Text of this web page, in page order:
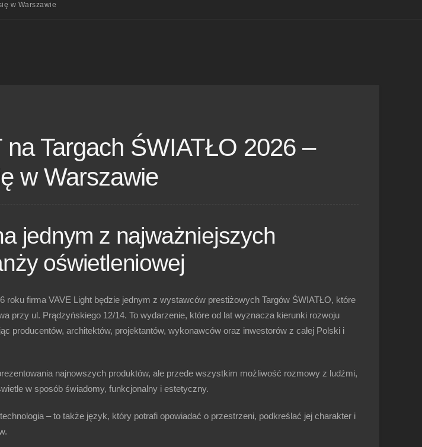
w Warszawie
na Targach ŚWIATŁO 2026 –
w Warszawie
jednym z najważniejszych
oświetleniowej
rokufirma VAVE Lightbędzie jednym z wystawców prestiżowych Targów ŚWIATŁO, które
przy ul. Prądzyńskiego 12/14. To wydarzenie, które od lat wyznacza kierunki rozwoju
producentów, architektów, projektantów, wykonawców oraz inwestorów z całej Polski i
najnowszych produktów, ale przede wszystkim możliwość rozmowy z ludźmi,
w sposób świadomy, funkcjonalny i estetyczny.
– to także język, który potrafi opowiadać o przestrzeni, podkreślać jej charakter i